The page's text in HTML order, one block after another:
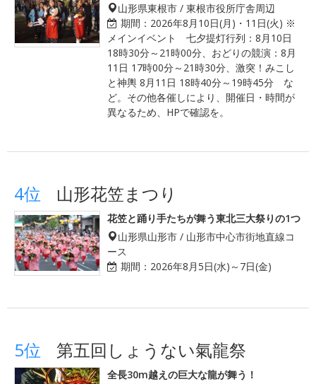
山形県東根市 / 東根市役所庁舎周辺
期間： 2026年8月10日(月)・11日(火) ※
メインイベント 七夕提灯行列：8月10日
18時30分～21時00分、おどりの競演：8月
11日 17時00分～21時30分、激突！みこし
と神輿 8月11日 18時40分～19時45分 な
ど。その他各催しにより、開催日・時間が
異なるため、HPで確認を。
4位 山形花笠まつり
花笠と踊り手たちが舞う東北三大祭りの1つ
山形県山形市 / 山形市中心市街地直線コ
ース
期間： 2026年8月5日(水)～7日(金)
5位 第五回しょうない氣龍祭
全長30m越えの巨大な龍が舞う！